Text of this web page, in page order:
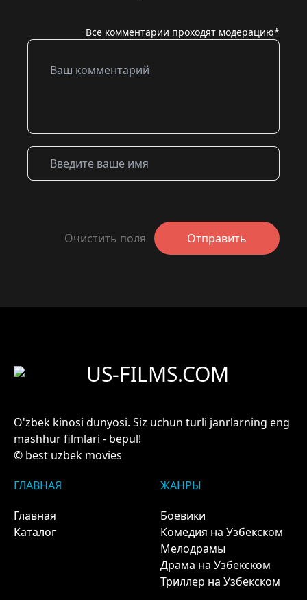
Все комментарии проходят модерацию*
Очистить поля Отправить
US-FILMS.COM
O'zbek kinosi dunyosi. Siz uchun turli janrlarning eng
mashhur filmlari - bepul!
© best uzbek movies
ГЛАВНАЯ
Главная
Каталог
ЖАНРЫ
Боевики
Комедия на Узбекском
Мелодрамы
Драма на Узбекском
Триллер на Узбекском